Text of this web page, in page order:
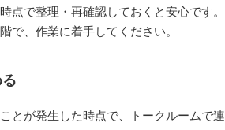
で整理・再確認しておくと安心です。
、作業に着手してください。
とが発生した時点で、トークルームで連